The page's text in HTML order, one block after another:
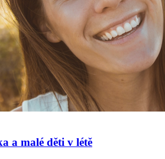
a malé děti v létě